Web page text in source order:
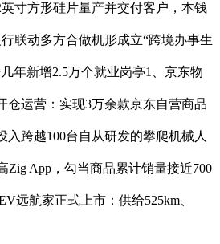
寸方形硅片量产并交付客户，本钱
联动多方合做机形成立“跨境办事生
年新增2.5万个就业岗亭1、京东物
仓运营：实现3万余款京东自营商品
入跨越100台自从研发的攀爬机械人
Zig App，勾当商品累计销量接近700
远航家正式上市：供给525km、